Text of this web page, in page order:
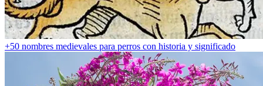
+50 nombres medievales para perros con historia y significado